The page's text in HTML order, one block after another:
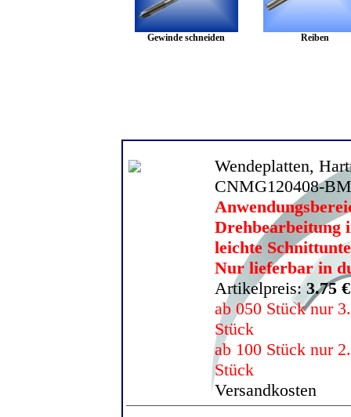
Gewinde schneiden Reiben
Wendeplatten,
CNMG120408-
Drehbearbeitung
leichte
Nur lieferbar in
Artikelpreis:3.75
ab 050 Stück nur
Stück
ab 100 Stück nur
Stück
Versandkosten